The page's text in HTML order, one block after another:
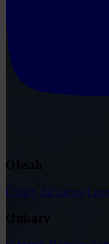
Články Judikatura